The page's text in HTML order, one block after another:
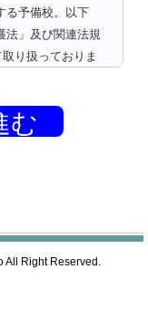
る予備校。以下
法」及び関連法規
り扱っておりま
む
All Right Reserved.